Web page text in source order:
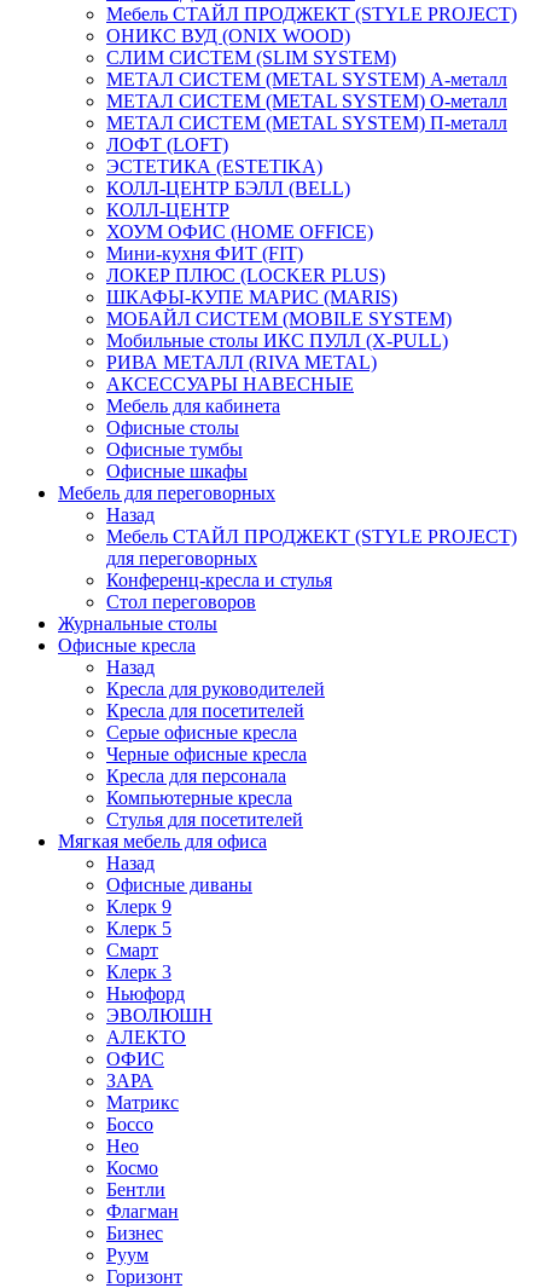
Мебель СТАЙЛ ПРОДЖЕКТ (STYLE PROJECT)
ОНИКС ВУД (ONIX WOOD)
СЛИМ СИСТЕМ (SLIM SYSTEM)
МЕТАЛ СИСТЕМ (METAL SYSTEM) А-металл
МЕТАЛ СИСТЕМ (METAL SYSTEM) О-металл
МЕТАЛ СИСТЕМ (METAL SYSTEM) П-металл
ЛОФТ (LOFT)
ЭСТЕТИКА (ESTETIKA)
КОЛЛ-ЦЕНТР БЭЛЛ (BELL)
КОЛЛ-ЦЕНТР
ХОУМ ОФИС (HOME OFFICE)
Мини-кухня ФИТ (FIT)
ЛОКЕР ПЛЮС (LOCKER PLUS)
ШКАФЫ-КУПЕ МАРИС (MARIS)
МОБАЙЛ СИСТЕМ (MOBILE SYSTEM)
Мобильные столы ИКС ПУЛЛ (X-PULL)
РИВА МЕТАЛЛ (RIVA METAL)
АКСЕССУАРЫ НАВЕСНЫЕ
Мебель для кабинета
Офисные столы
Офисные тумбы
Офисные шкафы
Мебель для переговорных
Назад
Мебель СТАЙЛ ПРОДЖЕКТ (STYLE PROJECT)
для переговорных
Конференц-кресла и стулья
Стол переговоров
Журнальные столы
Офисные кресла
Назад
Кресла для руководителей
Кресла для посетителей
Серые офисные кресла
Черные офисные кресла
Кресла для персонала
Компьютерные кресла
Стулья для посетителей
Мягкая мебель для офиса
Назад
Офисные диваны
Клерк 9
Клерк 5
Смарт
Клерк 3
Ньюфорд
ЭВОЛЮШН
АЛЕКТО
ОФИС
ЗАРА
Матрикс
Боссо
Нео
Космо
Бентли
Флагман
Бизнес
Руум
Горизонт